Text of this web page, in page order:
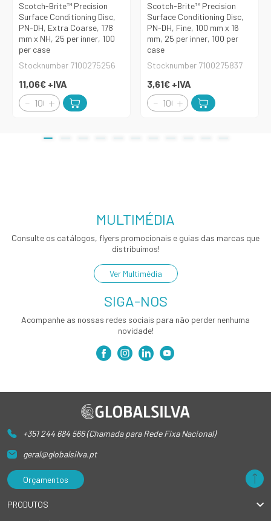
Scotch-Brite™ Precision
Surface Conditioning Disc,
PN-DH, Extra Coarse, 178
mm x NH, 25 per inner, 100
per case
Stocknumber 7100275256
11,06€ +IVA
Scotch-Brite™ Precision
Surface Conditioning Disc,
PN-DH, Fine, 100 mm x 16
mm, 25 per inner, 100 per
case
Stocknumber 7100275837
3,61€ +IVA
MULTIMÉDIA
Consulte os catálogos, flyers promocionais e guias das marcas que
distribuímos!
Ver Multimédia
SIGA-NOS
Acompanhe as nossas redes sociais para não perder nenhuma
novidade!
+351 244 684 566 (Chamada para Rede Fixa Nacional)
geral@globalsilva.pt
Orçamentos
PRODUTOS